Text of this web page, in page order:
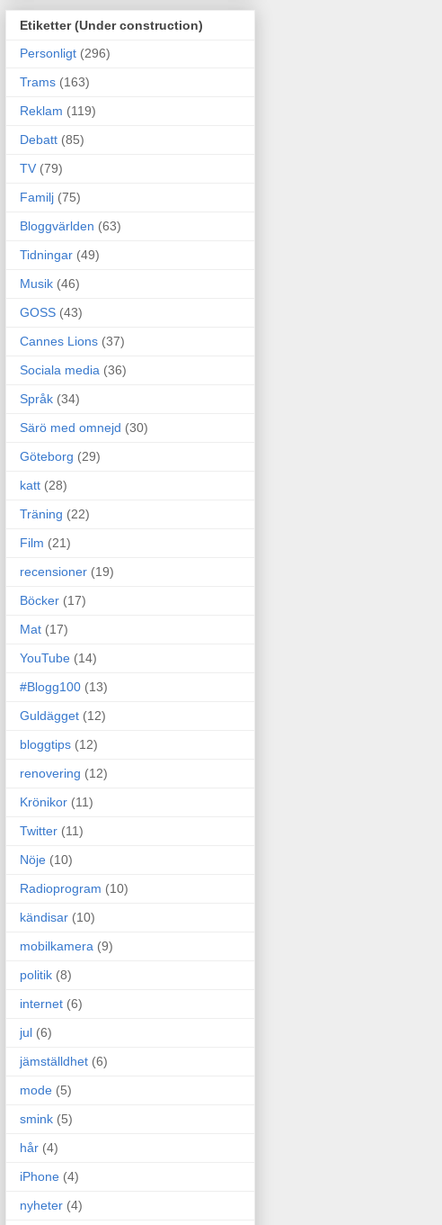
Etiketter (Under construction)
Personligt (296)
Trams (163)
Reklam (119)
Debatt (85)
TV (79)
Familj (75)
Bloggvärlden (63)
Tidningar (49)
Musik (46)
GOSS (43)
Cannes Lions (37)
Sociala media (36)
Språk (34)
Särö med omnejd (30)
Göteborg (29)
katt (28)
Träning (22)
Film (21)
recensioner (19)
Böcker (17)
Mat (17)
YouTube (14)
#Blogg100 (13)
Guldägget (12)
bloggtips (12)
renovering (12)
Krönikor (11)
Twitter (11)
Nöje (10)
Radioprogram (10)
kändisar (10)
mobilkamera (9)
politik (8)
internet (6)
jul (6)
jämställdhet (6)
mode (5)
smink (5)
hår (4)
iPhone (4)
nyheter (4)